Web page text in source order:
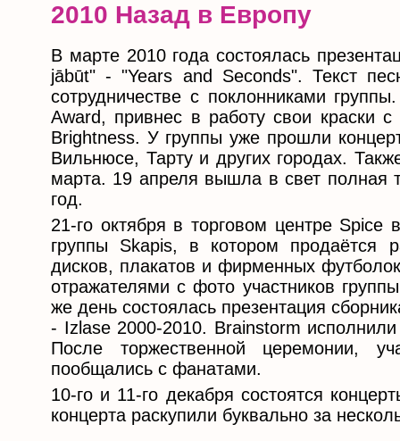
2010 Назад в Европу
В марте 2010 года состоялась
jābūt" - "Years and Seconds". Текст
сотрудничестве с поклонниками
Award, привнес в работу свои краски
Brightness. У группы уже прошли
Вильнюсе, Тарту и других городах.
марта. 19 апреля вышла в свет полная
год.
21-го октября в торговом центре Spice
группы Skapis, в котором продаётся
дисков, плакатов и фирменных
отражателями с фото участников
же день состоялась презентация
- Izlase 2000-2010. Brainstorm
После торжественной церемонии,
пообщались с фанатами.
10-го и 11-го декабря состоятся
концерта раскупили буквально за